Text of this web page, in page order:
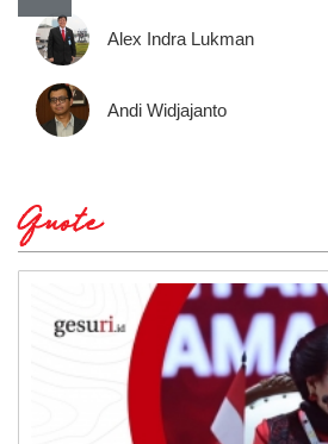
Alex Indra Lukman
Andi Widjajanto
Quote